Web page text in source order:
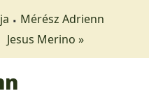
Mérész Adrienn
Jesus Merino »